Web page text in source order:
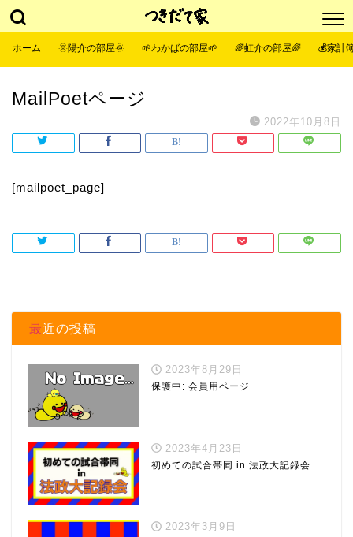
ホーム 🌞陽介の部屋🌞 🌱わかばの部屋🌱 🌈虹介の部屋🌈 💰家計
MailPoetページ
2022年10月8日
[mailpoet_page]
最近の投稿
2023年8月29日
保護中: 会員用ページ
2023年4月23日
初めての試合帯同 in 法政大記録会
2023年3月9日